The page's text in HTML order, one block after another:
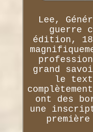
Lee,
guerre
édition,
grand
le
ont des
une